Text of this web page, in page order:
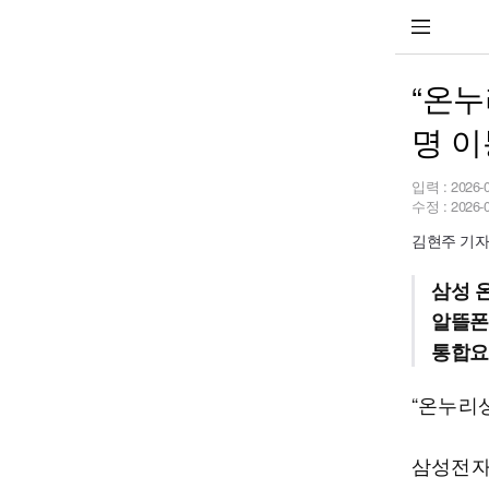
“온
명
입력 : 2026-
수정 : 2026-
김현주 기
삼성
알뜰
통합
“온누리
삼성전